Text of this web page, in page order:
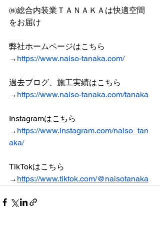
㈱総合内装業ＴＡＮＡＫＡは快適空間
をお届け
弊社ホームページはこちら
→ https://www.naiso-tanaka.com/
過去ブログ、施工実績はこちら
→ https://www.naiso-tanaka.com/tanaka
Instagramはこちら
→ https://www.instagram.com/naiso_tan
aka/
TikTokはこちら
→ https://www.tiktok.com/@naisotanaka